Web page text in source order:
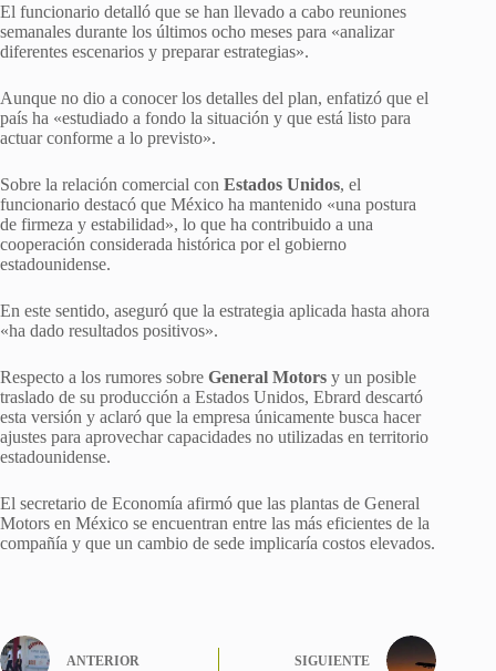
El funcionario detalló que se han llevado a cabo reuniones
semanales durante los últimos ocho meses para «analizar
diferentes escenarios y preparar estrategias».
Aunque no dio a conocer los detalles del plan, enfatizó que el
país ha «estudiado a fondo la situación y que está listo para
actuar conforme a lo previsto».
Sobre la relación comercial con Estados Unidos, el
funcionario destacó que México ha mantenido «una postura
de firmeza y estabilidad», lo que ha contribuido a una
cooperación considerada histórica por el gobierno
estadounidense.
En este sentido, aseguró que la estrategia aplicada hasta ahora
«ha dado resultados positivos».
Respecto a los rumores sobre General Motors y un posible
traslado de su producción a Estados Unidos, Ebrard descartó
esta versión y aclaró que la empresa únicamente busca hacer
ajustes para aprovechar capacidades no utilizadas en territorio
estadounidense.
El secretario de Economía afirmó que las plantas de General
Motors en México se encuentran entre las más eficientes de la
compañía y que un cambio de sede implicaría costos elevados.
ANTERIOR SIGUIENTE